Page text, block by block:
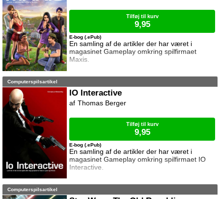
En samling af de artikler der har været i
magasinet Gameplay omkring spilfirmaet
Maxis.
E-bog (.ePub)
Tilføj til kurv
9,95
Computerspilsartikel
IO Interactive
En samling af de artikler der har været i
magasinet Gameplay omkring spilfirmaet IO
Interactive.
E-bog (.ePub)
Thomas Berger
Tilføj til kurv
9,95
Computerspilsartikel